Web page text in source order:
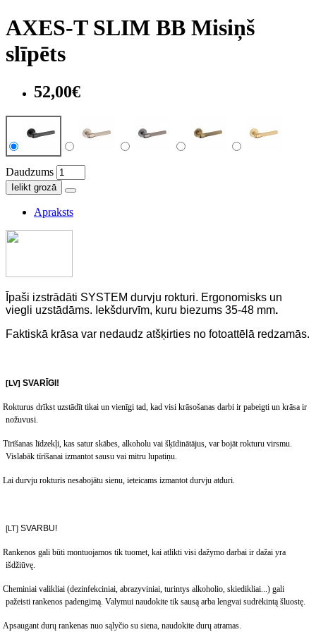
AXES-T SLIM BB Misiņš
slīpēts
52,00€
Daudzums
Ielikt grozā
Apraksts
Īpaši izstrādāti SYSTEM durvju rokturi. Ergonomisks un
viegli uzstādāms. Iekšdurvīm, kuru biezums 35-48 mm.
Faktiskā krāsa var nedaudz atšķirties no fotoattēlā redzamās.
[LV] SVARĪGI!
Rokturus drīkst uzstādīt tikai un vienīgi tad, kad visi krāsošanas darbi ir pabeigti un krāsa ir
nožuvusi
Tīrīšanas līdzekļi, kas satur skābes, alkoholu vai šķīdinātājus, var bojāt rokturu virsmu.
Vislabāk tīrīšanai izmantot sausu vai mitru lupatiņu.
Lai durvju rokturis nesabojātu sienu, ieteicams izmantot durvju atduri.
[LT] SVARBU!
Rankenos gali būti montuojamos tik tuomet, kai atlikti visi dažymo darbai ir dažai yra
išdžiūvę.
Cheminiai valikliai (dezinfekciniai, abrazyviniai, turintys alkoholio, skiedikliai...) gali
pažeisti rankenos padengimą. Valymui naudokite tik sausą arba lengvai sudrėkintą šluostę.
Apsaugant durų rankenas nuo sąlyčio su siena, naudokite durų atramas.